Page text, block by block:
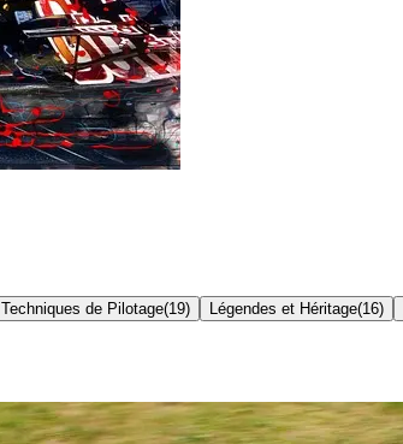
Techniques de Pilotage(19) Légendes et Héritage(16)